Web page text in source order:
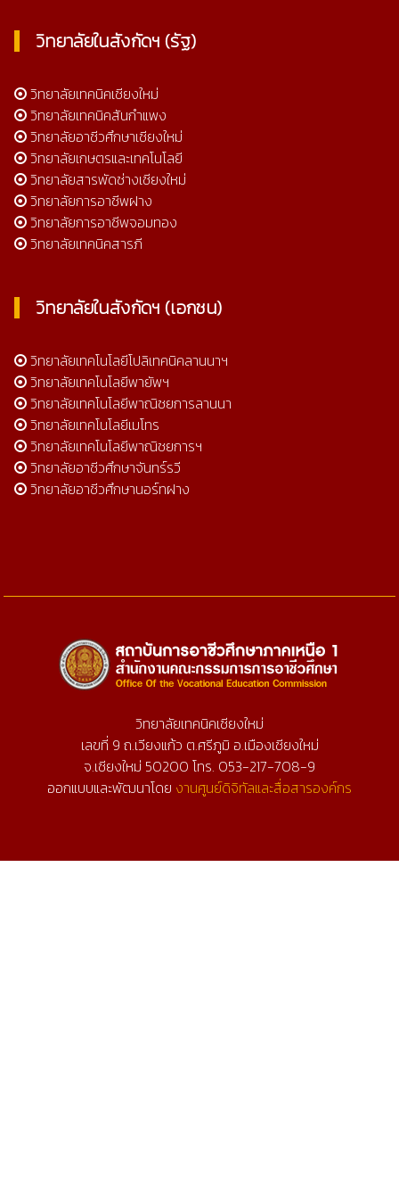
วิทยาลัยในสังกัดฯ (รัฐ)
วิทยาลัยเทคนิคเชียงใหม่
วิทยาลัยเทคนิคสันกำแพง
วิทยาลัยอาชีวศึกษาเชียงใหม่
วิทยาลัยเกษตรและเทคโนโลยี
วิทยาลัยสารพัดช่างเชียงใหม่
วิทยาลัยการอาชีพฝาง
วิทยาลัยการอาชีพจอมทอง
วิทยาลัยเทคนิคสารภี
วิทยาลัยในสังกัดฯ (เอกชน)
วิทยาลัยเทคโนโลยีโปลิเทคนิคลานนาฯ
วิทยาลัยเทคโนโลยีพายัพฯ
วิทยาลัยเทคโนโลยีพาณิชยการลานนา
วิทยาลัยเทคโนโลยีเมโทร
วิทยาลัยเทคโนโลยีพาณิชยการฯ
วิทยาลัยอาชีวศึกษาจันทร์รวี
วิทยาลัยอาชีวศึกษานอร์ทฝาง
วิทยาลัยเทคนิคเชียงใหม่
เลขที่ 9 ถ.เวียงแก้ว ต.ศรีภูมิ อ.เมืองเชียงใหม่
จ.เชียงใหม่ 50200 โทร. 053-217-708-9
ออกแบบและพัฒนาโดย งานศูนย์ดิจิทัลและสื่อสารองค์กร